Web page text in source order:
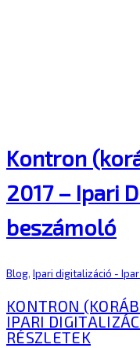
Kontron
2017 – Ipari
beszámoló
Blog, Ipari digitalizáció -
KONTRON
IPARI
RÉSZLETEK